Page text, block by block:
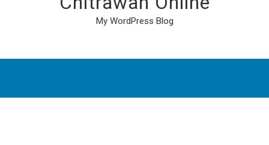
My WordPress Blog